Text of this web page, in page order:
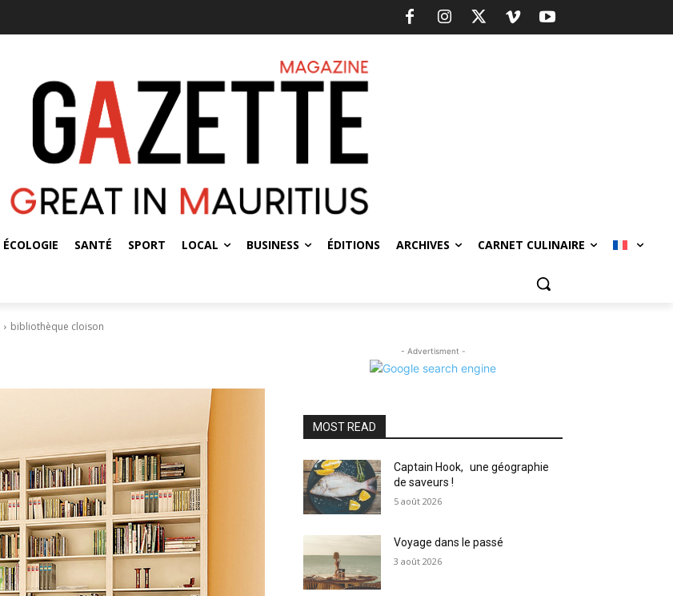
ÉCOLOGIE SANTÉ SPORT LOCAL BUSINESS ÉDITIONS ARCHIVES CARNET CULINAIRE
bibliothèque cloison
- Advertisment -
MOST READ
Captain Hook, une géographie
de saveurs !
5 août 2026
Voyage dans le passé
3 août 2026